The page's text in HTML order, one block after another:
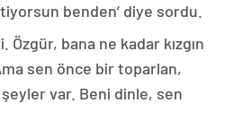
benden’ diye sordu.
Özgür, bana ne kadar kızgın
sen önce bir toparlan,
var. Beni dinle, sen